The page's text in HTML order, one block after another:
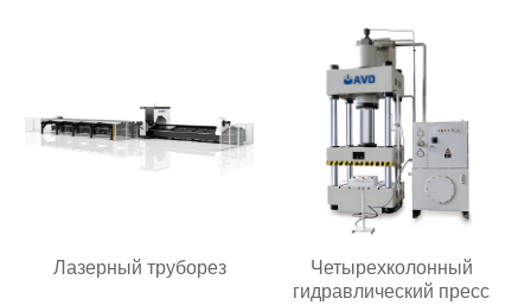
Лазерный труборез
Четырехколонный
гидравлический пресс